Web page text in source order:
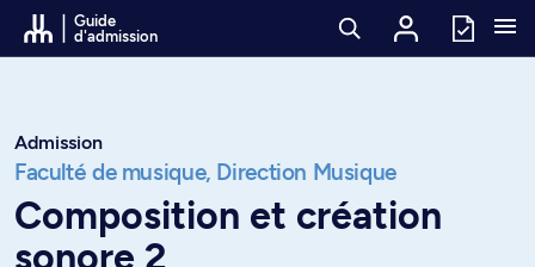
Passer au contenu
Guide
d'admission
Admission
Faculté de musique, Direction Musique
Composition et création
sonore 2